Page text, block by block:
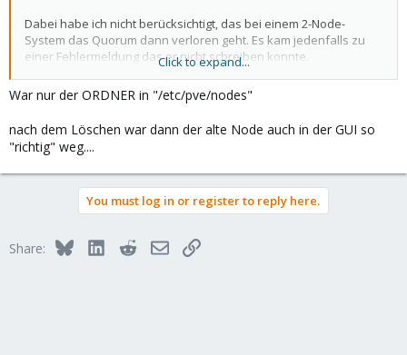
Dabei habe ich nicht berücksichtigt, das bei einem 2-Node-
System das Quorum dann verloren geht. Es kam jedenfalls zu
einer Fehlermeldung das er nicht schreiben konnte.
Der verbliebende Node läuft, alles gut. Aber im WEBGUI wird mir
der "entfernte" Node weiter angezeigt (grau). Wie werde ich den
nun am einfachsten los?
Besten Dank...
Click to expand...
War nur der ORDNER in "/etc/pve/nodes"
nach dem Löschen war dann der alte Node auch in der GUI so
"richtig" weg....
You must log in or register to reply here.
Share: BlueskyLinkedInRedditEmailLink